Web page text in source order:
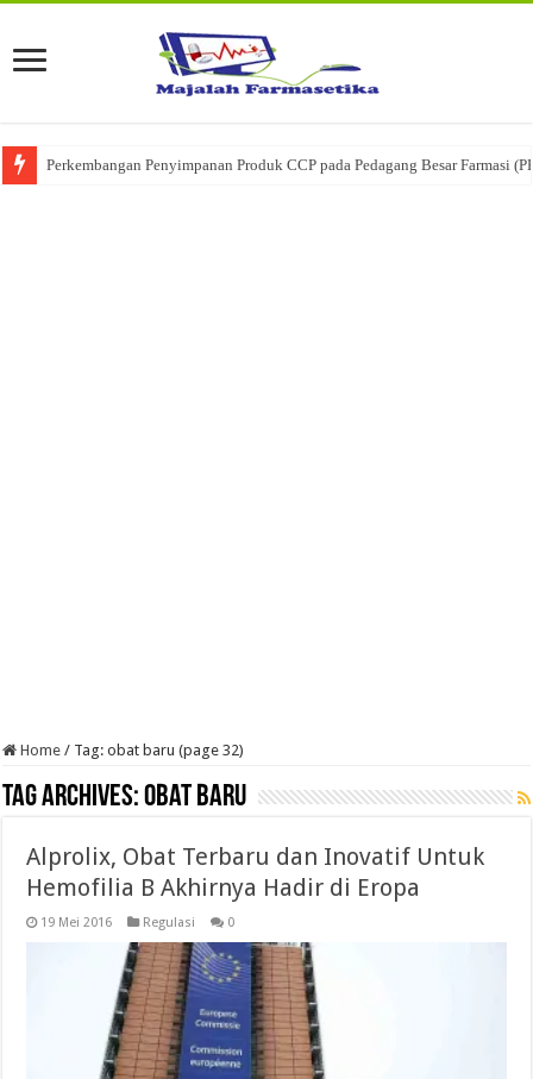
Ketika Obat Menunggu Keputusan: Mengenal Peran Karantina Produk
Home / Tag:obat baru (page 32)
Tag Archives:obat baru
Alprolix, Obat Terbaru dan Inovatif Untuk
Hemofilia B Akhirnya Hadir di Eropa
19 Mei 2016 Regulasi 0